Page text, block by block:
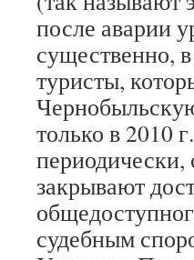
после аварии
существенно,
туристы,
только в 2010
периодически,
закрывают
судебным